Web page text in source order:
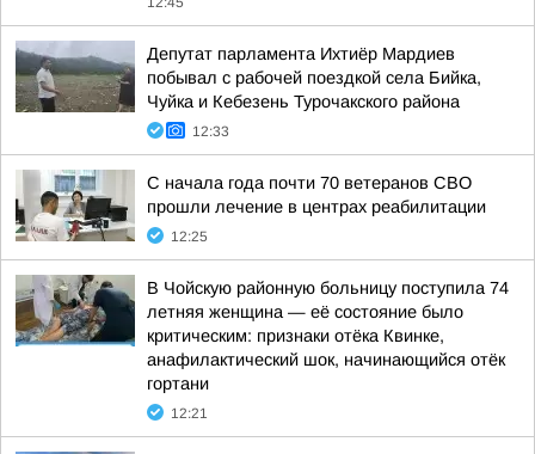
Депутат парламента Ихтиёр Мардиев
побывал с рабочей поездкой села Бийка,
Чуйка и Кебезень Турочакского района
12:33
С начала года почти 70 ветеранов СВО
прошли лечение в центрах реабилитации
12:25
В Чойскую районную больницу поступила 74
летняя женщина — её состояние было
критическим: признаки отёка Квинке,
анафилактический шок, начинающийся отёк
гортани
12:21